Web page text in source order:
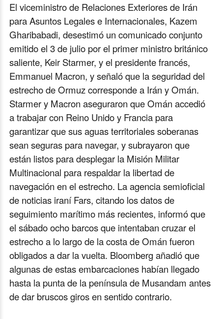
El viceministro de Relaciones Exteriores de Irán
para Asuntos Legales e Internacionales, Kazem
Gharibabadi, desestimó un comunicado conjunto
emitido el 3 de julio por el primer ministro británico
saliente, Keir Starmer, y el presidente francés,
Emmanuel Macron, y señaló que la seguridad del
estrecho de Ormuz corresponde a Irán y Omán.
Starmer y Macron aseguraron que Omán accedió
a trabajar con Reino Unido y Francia para
garantizar que sus aguas territoriales soberanas
sean seguras para navegar, y subrayaron que
están listos para desplegar la Misión Militar
Multinacional para respaldar la libertad de
navegación en el estrecho. La agencia semioficial
de noticias iraní Fars, citando los datos de
seguimiento marítimo más recientes, informó que
el sábado ocho barcos que intentaban cruzar el
estrecho a lo largo de la costa de Omán fueron
obligados a dar la vuelta. Bloomberg añadió que
algunas de estas embarcaciones habían llegado
hasta la punta de la península de Musandam antes
de dar bruscos giros en sentido contrario.